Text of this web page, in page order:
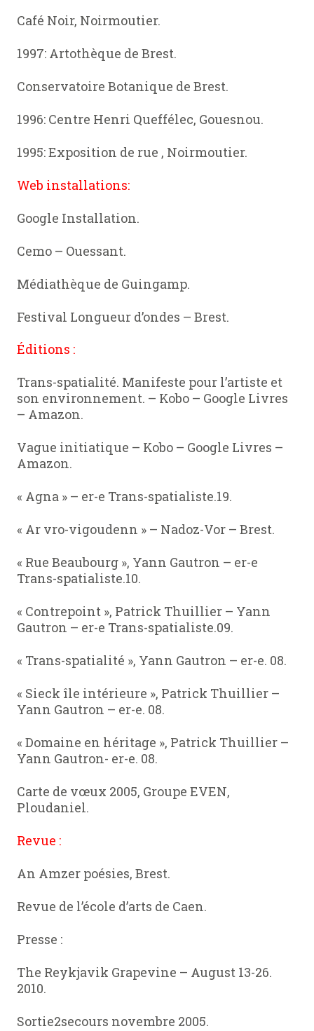
Café Noir, Noirmoutier.
1997: Artothèque de Brest.
Conservatoire Botanique de Brest.
1996: Centre Henri Queffélec, Gouesnou.
1995: Exposition de rue , Noirmoutier.
Web installations:
Google Installation.
Cemo – Ouessant.
Médiathèque de Guingamp.
Festival Longueur d’ondes – Brest.
Éditions :
Trans-spatialité. Manifeste pour l’artiste et
son environnement. – Kobo – Google Livres
– Amazon.
Vague initiatique – Kobo – Google Livres –
Amazon.
« Agna » – er-e Trans-spatialiste.19.
« Ar vro-vigoudenn » – Nadoz-Vor – Brest.
« Rue Beaubourg », Yann Gautron – er-e
Trans-spatialiste.10.
« Contrepoint », Patrick Thuillier – Yann
Gautron – er-e Trans-spatialiste.09.
« Trans-spatialité », Yann Gautron – er-e. 08.
« Sieck île intérieure », Patrick Thuillier –
Yann Gautron – er-e. 08.
« Domaine en héritage », Patrick Thuillier –
Yann Gautron- er-e. 08.
Carte de vœux 2005, Groupe EVEN,
Ploudaniel.
Revue :
An Amzer poésies, Brest.
Revue de l’école d’arts de Caen.
Presse :
The Reykjavik Grapevine – August 13-26.
2010.
Sortie2secours novembre 2005.